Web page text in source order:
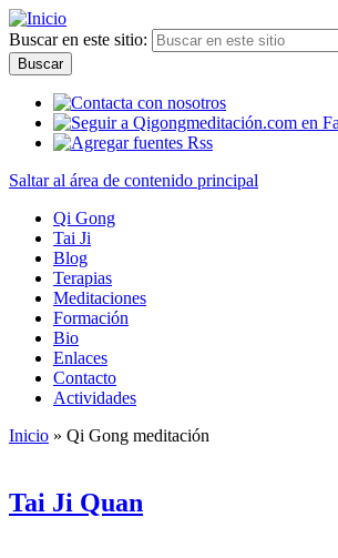
Buscar en este sitio:
Saltar al área de contenido principal
Qi Gong
Tai Ji
Blog
Terapias
Meditaciones
Formación
Bio
Enlaces
Contacto
Actividades
Inicio » Qi Gong meditación
Tai Ji Quan